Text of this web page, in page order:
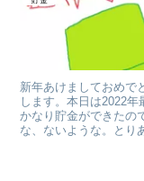
新年あけましておめで
します。本日は2022年
かなり貯金ができたの
な、ないような。とり